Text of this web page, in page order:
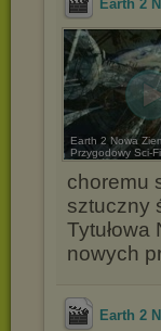
Earth 2
Earth 2 Nowa
Przygodowy Sci-Fi
choremu
sztuczny
Tytułowa
nowych
Earth 2